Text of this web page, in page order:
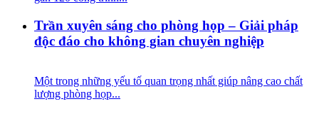
Trần xuyên sáng cho phòng họp – Giải pháp
độc đáo cho không gian chuyên nghiệp
Một trong những yếu tố quan trọng nhất giúp nâng cao chất
lượng phòng họp...